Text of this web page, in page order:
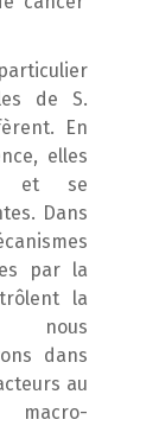
de S.
En
elles
et se
Dans
par la
la
nous
dans
au